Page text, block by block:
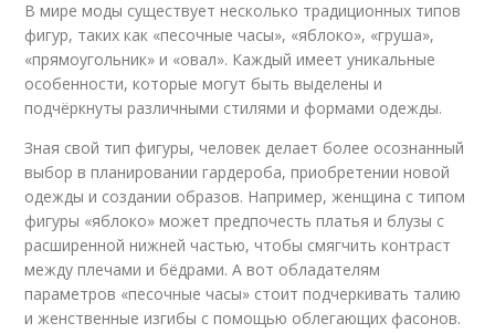
В мире моды существует несколько традиционных типов
фигур, таких как «песочные часы», «яблоко», «груша»,
«прямоугольник» и «овал». Каждый имеет уникальные
особенности, которые могут быть выделены и
подчёркнуты различными стилями и формами одежды.
Зная свой тип фигуры, человек делает более осознанный
выбор в планировании гардероба, приобретении новой
одежды и создании образов. Например, женщина с типом
фигуры «яблоко» может предпочесть платья и блузы с
расширенной нижней частью, чтобы смягчить контраст
между плечами и бёдрами. А вот обладателям
параметров «песочные часы» стоит подчеркивать талию
и женственные изгибы с помощью облегающих фасонов.